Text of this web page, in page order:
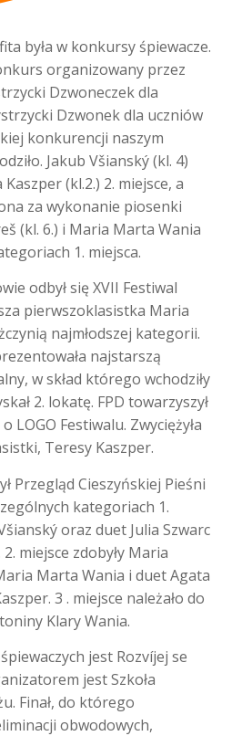
była w konkursy śpiewacze.
organizowany przez
Dzwoneczek dla
Dzwonek dla uczniów
konkurencji naszym
Jakub Všianský (kl. 4)
(kl.2.) 2. miejsce, a
za wykonanie piosenki
(kl. 6.) i Maria Marta Wania
1. miejsca.
odbył się XVII Festiwal
pierwszoklasistka Maria
najmłodszej kategorii.
najstarszą
w skład którego wchodziły
2. lokatę. FPD towarzyszył
LOGO Festiwalu. Zwyciężyła
Teresy Kaszper.
Przegląd Cieszyńskiej Pieśni
kategoriach 1.
oraz duet Julia Szwarc
miejsce zdobyły Maria
Marta Wania i duet Agata
3 . miejsce należało do
Klary Wania.
jest Rozvíjej se
jest Szkoła
Finał, do którego
obwodowych,